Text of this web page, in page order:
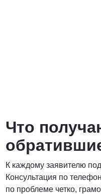
Что
К каждому заявителю
Консультация по
по проблеме четко,